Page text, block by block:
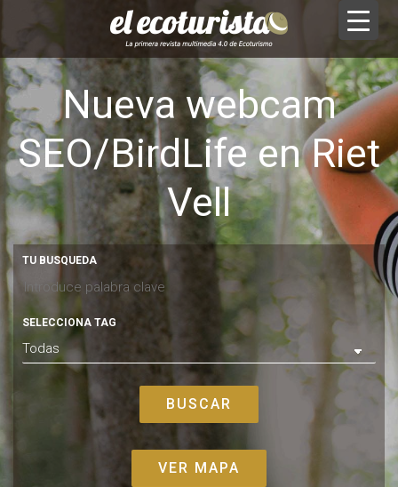
Nueva webcam
SEO/BirdLife en Riet
Vell
TU BUSQUEDA
SELECCIONA TAG
VER MAPA